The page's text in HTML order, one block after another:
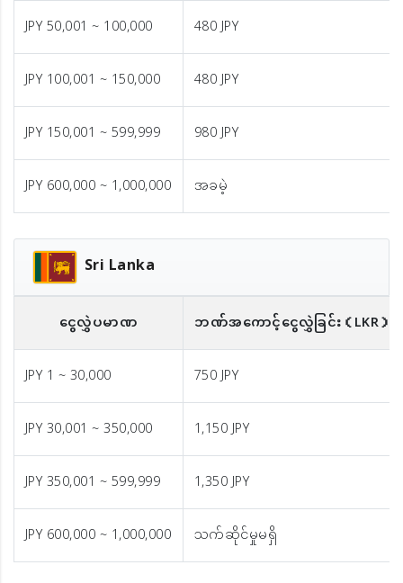
JPY 50,001 ~ 100,000
480 JPY
JPY 100,001 ~ 150,000
480 JPY
JPY 150,001 ~ 599,999
980 JPY
JPY 600,000 ~ 1,000,000
အခမဲ့
Sri Lanka
ငွေလွှဲပမာဏ ဘဏ်အကောင့်ငွေလွှဲခြင်း（LKR）
JPY 1 ~ 30,000
750 JPY
JPY 30,001 ~ 350,000
1,150 JPY
JPY 350,001 ~ 599,999
1,350 JPY
JPY 600,000 ~ 1,000,000
သက်ဆိုင်မှုမရှိ